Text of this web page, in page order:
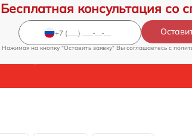
Бесплатная консультация со
Нажимая на кнопку "Оставить заявку" Вы соглашаетесь c